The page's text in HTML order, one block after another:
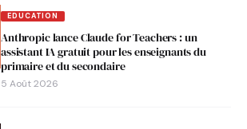
EDUCATION
Anthropic lance Claude for Teachers : un
assistant IA gratuit pour les enseignants du
primaire et du secondaire
5 Août 2026